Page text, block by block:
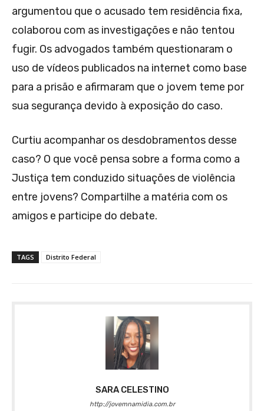
argumentou que o acusado tem residência fixa,
colaborou com as investigações e não tentou
fugir. Os advogados também questionaram o
uso de vídeos publicados na internet como base
para a prisão e afirmaram que o jovem teme por
sua segurança devido à exposição do caso.
Curtiu acompanhar os desdobramentos desse
caso? O que você pensa sobre a forma como a
Justiça tem conduzido situações de violência
entre jovens? Compartilhe a matéria com os
amigos e participe do debate.
TAGS Distrito Federal
SARA CELESTINO
http://jovemnamidia.com.br